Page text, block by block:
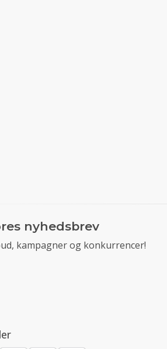
nyhedsbrev
kampagner og konkurrencer!